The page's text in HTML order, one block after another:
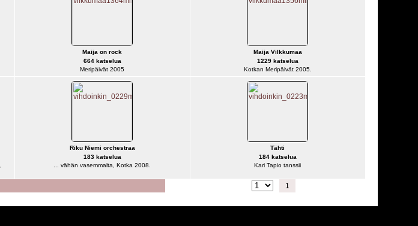
Maija on rock
664 katselua
Meripäivät 2005
Maija Vilkkumaa
1229 katselua
Kotkan Meripäivät 2005.
Riku Niemi orchestraa
183 katselua
... vähän vasemmalta, Kotka 2008.
Tähti
184 katselua
Kari Tapio tanssii
1